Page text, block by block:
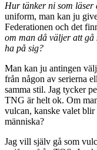
Hur tänker ni som läser
uniform, man kan ju
Federationen och det
om man då väljer att
ha på sig?
Man kan ju antingen
från någon av serierna
samma stil. Jag tycker
TNG är helt ok. Om
vulcan, kanske valet blir
människa?
Jag vill själv gå som